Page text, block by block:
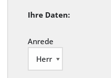
Ihre Daten:
Anrede